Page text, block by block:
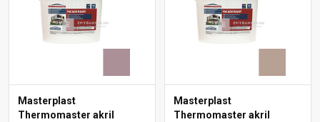
Masterplast
Thermomaster akril
Masterplast
Thermomaster akril